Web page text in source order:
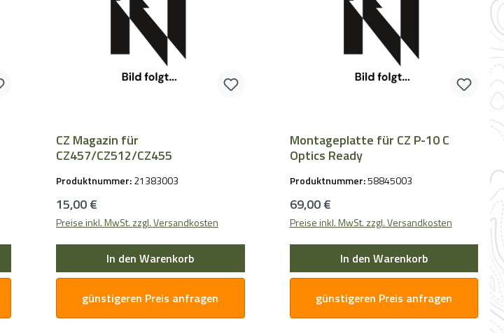
CZ Magazin für
CZ457/CZ512/CZ455
Produktnummer:21383003
Regulärer Preis:
15,00 €
Preise inkl. MwSt. zzgl. Versandkosten
In den Warenkorb
günstigeren Preis anfragen
Montageplatte für CZ P-10 C
Optics Ready
Produktnummer:58845003
Regulärer Preis:
69,00 €
Preise inkl. MwSt. zzgl. Versandkosten
In den Warenkorb
günstigeren Preis anfragen